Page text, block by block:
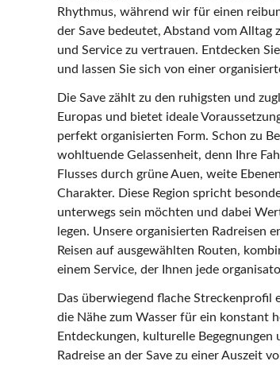
Rhythmus, während wir für einen
der Save bedeutet, Abstand vom
und Service zu vertrauen. Entdecken
und lassen Sie sich von einer
Die Save zählt zu den ruhigsten und
Europas und bietet ideale
perfekt organisierten Form. Schon zu
wohltuende Gelassenheit, denn Ihre
Flusses durch grüne Auen, weite
Charakter. Diese Region spricht
unterwegs sein möchten und dabei
legen. Unsere organisierten Radreisen
Reisen auf ausgewählten Routen,
einem Service, der Ihnen jede
Das überwiegend flache Streckenprofil
die Nähe zum Wasser für ein konstant
Entdeckungen, kulturelle
Radreise an der Save zu einer Auszeit